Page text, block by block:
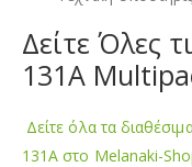
Δείτε Όλες
131A
Δείτε όλα τα
131A στο Melanaki-